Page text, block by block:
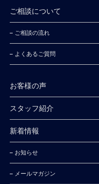
ご相談について
ご相談の流れ
よくあるご質問
お客様の声
スタッフ紹介
新着情報
お知らせ
メールマガジン